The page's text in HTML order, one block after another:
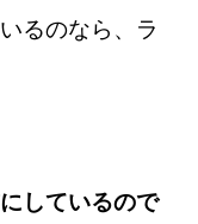
るのなら、ラ
しているので